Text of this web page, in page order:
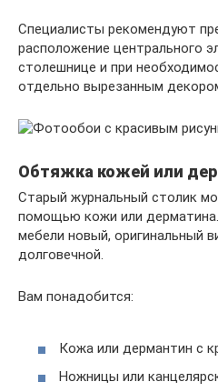
Специалисты рекомендуют
расположение центрального
столешнице и при
отдельно вырезанным
Обтяжка кожей или
Старый журнальный столик
помощью кожи или
мебели новый, оригинальный
долговечной.
Вам понадобится:
Кожа или дермантин с
Ножницы или